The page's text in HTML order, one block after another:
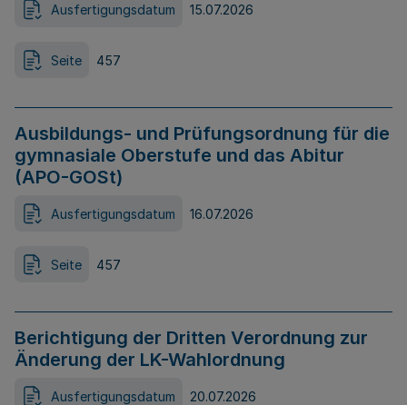
Ausfertigungsdatum 15.07.2026
Seite 457
Ausbildungs- und Prüfungsordnung für die
gymnasiale Oberstufe und das Abitur
(APO-GOSt)
Ausfertigungsdatum 16.07.2026
Seite 457
Berichtigung der Dritten Verordnung zur
Änderung der LK-Wahlordnung
Ausfertigungsdatum 20.07.2026